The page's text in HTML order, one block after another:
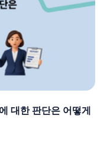
대한 판단은 어떻게